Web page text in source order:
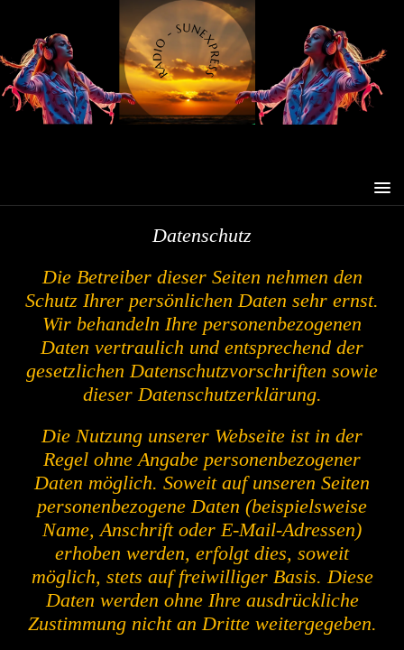
Datenschutz
Die Betreiber dieser Seiten nehmen den
Schutz Ihrer persönlichen Daten sehr ernst.
Wir behandeln Ihre personenbezogenen
Daten vertraulich und entsprechend der
gesetzlichen Datenschutzvorschriften sowie
dieser Datenschutzerklärung.
Die Nutzung unserer Webseite ist in der
Regel ohne Angabe personenbezogener
Daten möglich. Soweit auf unseren Seiten
personenbezogene Daten (beispielsweise
Name, Anschrift oder E-Mail-Adressen)
erhoben werden, erfolgt dies, soweit
möglich, stets auf freiwilliger Basis. Diese
Daten werden ohne Ihre ausdrückliche
Zustimmung nicht an Dritte weitergegeben.